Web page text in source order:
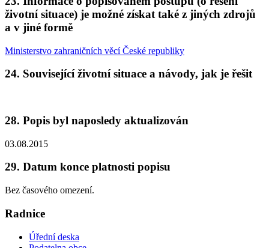
životní situace) je možné získat také z jiných zdrojů
a v jiné formě
Ministerstvo zahraničních věcí České republiky
24. Související životní situace a návody, jak je řešit
28. Popis byl naposledy aktualizován
03.08.2015
29. Datum konce platnosti popisu
Bez časového omezení.
Radnice
Úřední deska